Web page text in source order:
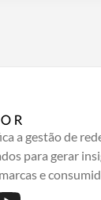
a gestão de
para gerar
e